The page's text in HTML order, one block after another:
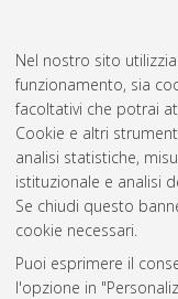
Nel nostro sito
funzionamento, sia
facoltativi che potrai
Cookie e altri
analisi statistiche,
istituzionale e analisi
Se chiudi questo
cookie necessari.
Puoi esprimere il
l'opzione in
2025(6)
2024(14)
2023 (17)
2022(29)
2021(12)
Rss 1.0